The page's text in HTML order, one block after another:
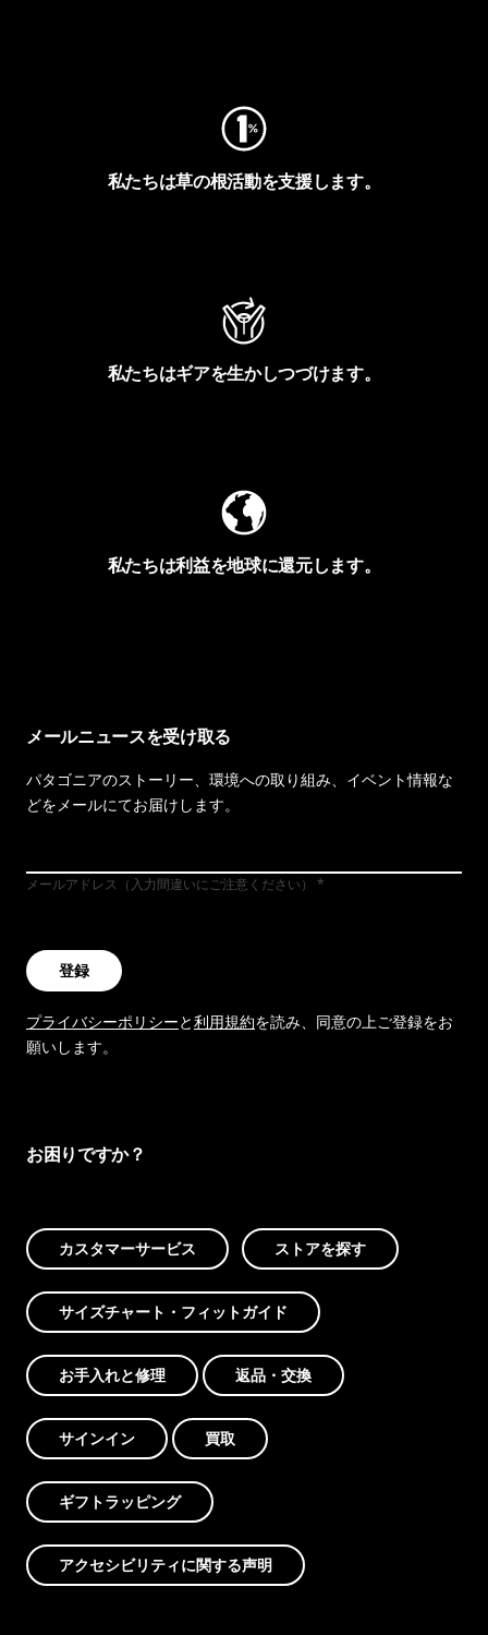
私たちは草の根活動を支援します。
私たちはギアを生かしつづけます。
私たちは利益を地球に還元します。
メールニュースを受け取る
パタゴニアのストーリー、環境への取り組み、イベント情報な
どをメールにてお届けします。
メールアドレス（入力間違いにご注意ください）
登録
プライバシーポリシーと利用規約を読み、同意の上ご登録をお
願いします。
お困りですか？
カスタマーサービス ストアを探す
サイズチャート・フィットガイド
お手入れと修理 返品・交換
サインイン 買取
ギフトラッピング
アクセシビリティに関する声明